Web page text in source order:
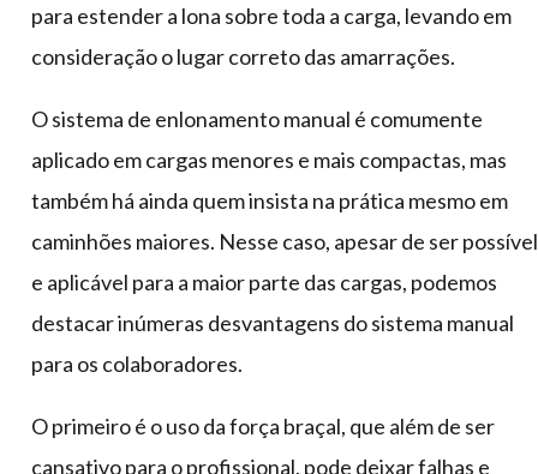
para estender a lona sobre toda a carga, levando em
consideração o lugar correto das amarrações.
O sistema de enlonamento manual é comumente
aplicado em cargas menores e mais compactas, mas
também há ainda quem insista na prática mesmo em
caminhões maiores. Nesse caso, apesar de ser possível
e aplicável para a maior parte das cargas, podemos
destacar inúmeras desvantagens do sistema manual
para os colaboradores.
O primeiro é o uso da força braçal, que além de ser
cansativo para o profissional, pode deixar falhas e